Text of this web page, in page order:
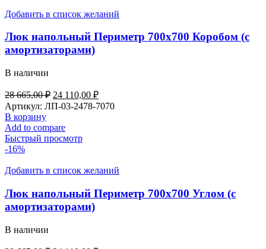
Добавить в список желаний
Люк напольный Периметр 700х700 Коробом (с
амортизаторами)
В наличии
28 665,00₽ Первоначальная
цена
28
665,00 ₽.
24 110,00 ₽Текущая
цена:
Артикул: ЛП-03-2478-7070
В корзину
Add to compare
Быстрый просмотр
-16%
Добавить в список желаний
Люк напольный Периметр 700х700 Углом (с
амортизаторами)
В наличии